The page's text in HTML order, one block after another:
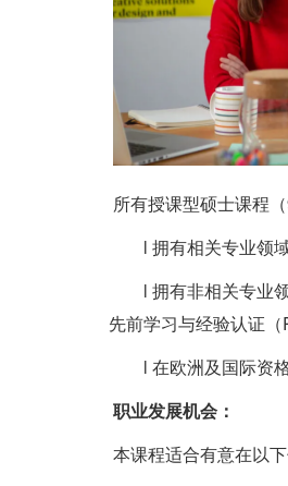
所有授课型硕士课程（
l 拥有相关专业领
l 拥有非相关专业
先前学习与经验认证（
l 在欧洲及国际资
职业发展机会 ：
本课程适合有意在以